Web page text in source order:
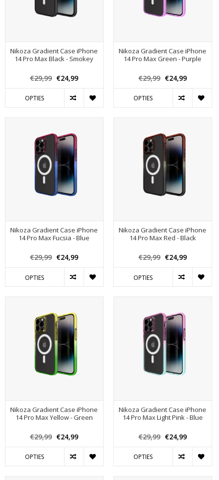
Nikoza Gradient Case iPhone
14 Pro Max Black - Smokey
€29,99 €24,99
OPTIES
Nikoza Gradient Case iPhone
14 Pro Max Green - Purple
€29,99 €24,99
OPTIES
Nikoza Gradient Case iPhone
14 Pro Max Fucsia - Blue
€29,99 €24,99
OPTIES
Nikoza Gradient Case iPhone
14 Pro Max Red - Black
€29,99 €24,99
OPTIES
Nikoza Gradient Case iPhone
14 Pro Max Yellow - Green
€29,99 €24,99
OPTIES
Nikoza Gradient Case iPhone
14 Pro Max Light Pink - Blue
€29,99 €24,99
OPTIES